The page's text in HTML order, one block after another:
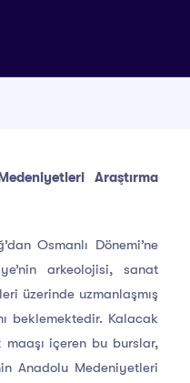
Araştırma
Osmanlı Dönemi’ne
arkeolojisi, sanat
üzerinde uzmanlaşmış
beklemektedir. Kalacak
içeren bu burslar,
Anadolu Medeniyetleri